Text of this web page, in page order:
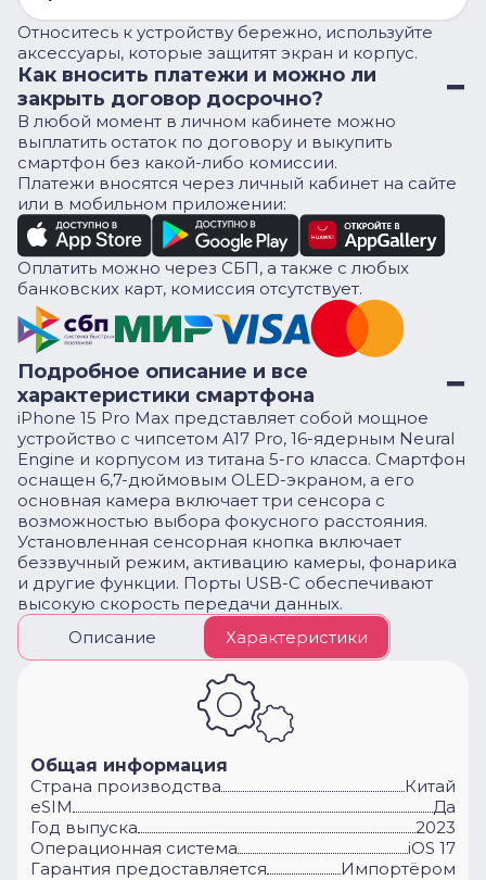
Относитесь к устройству бережно, используйте
аксессуары, которые защитят экран и корпус.
Как вносить платежи и можно ли
закрыть договор досрочно?
В любой момент в личном кабинете можно
выплатить остаток по договору и выкупить
смартфон без какой-либо комиссии.
Платежи вносятся через личный кабинет на сайте
или в мобильном приложении:
Оплатить можно через СБП, а также с любых
банковских карт, комиссия отсутствует.
Подробное описание и все
характеристики смартфона
iPhone 15 Pro Max представляет собой мощное
устройство с чипсетом A17 Pro, 16-ядерным Neural
Engine и корпусом из титана 5-го класса. Смартфон
оснащен 6,7-дюймовым OLED-экраном, а его
основная камера включает три сенсора с
возможностью выбора фокусного расстояния.
Установленная сенсорная кнопка включает
беззвучный режим, активацию камеры, фонарика
и другие функции. Порты USB-C обеспечивают
высокую скорость передачи данных.
Описание
Характеристики
Общая информация
Cтрана производства
Китай
eSIM
Да
Год выпуска
2023
Операционная система
iOS 17
Гарантия предоставляется
Импортёром